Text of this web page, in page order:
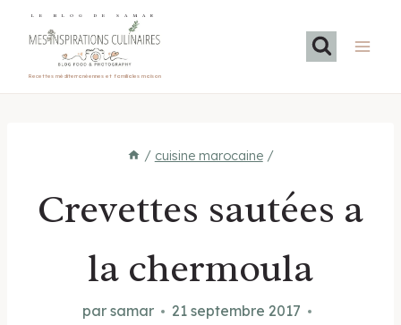
LE BLOG DE SAMAR
Recettes méditerranéennes et familiales maison
/ cuisine marocaine /
Crevettes sautées a
la chermoula
par samar
21 septembre 2017